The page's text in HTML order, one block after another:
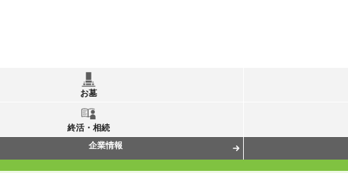
お墓
終活・相続
企業情報